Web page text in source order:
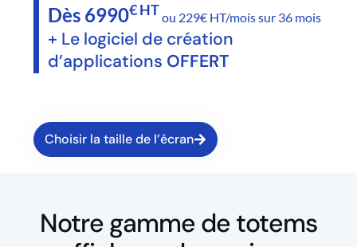
Dès 6990€ HTou 229€ HT/mois sur 36 mois
+ Le logiciel de création
d’applications OFFERT
Choisir la taille de l’écran
Notre gamme de totems